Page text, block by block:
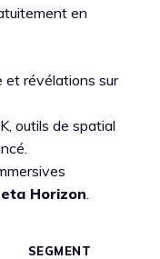
en
et révélations sur
outils de spatial
Horizon.
SEGMENT